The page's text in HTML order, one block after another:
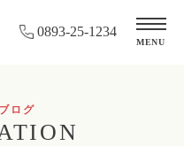
0893-25-1234
MENU
ログ